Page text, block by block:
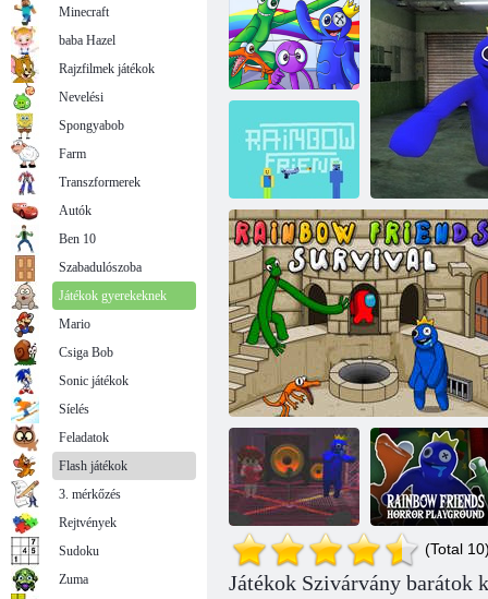
Rainbow Monster Hideout 3D
Jigsaw puzzle:
szivárványbarátok
2
Ijesztő
Noob vs
szivárvány
barátok
FNF Rainbow
Friends Battle
Szivárvány
barátok: Horror
(Total 10)
Játékok Szivárvány barátok
Minecraft
baba Hazel
Rajzfilmek játékok
Nevelési
Spongyabob
Farm
Transzformerek
Autók
Ben 10
Szabadulószoba
Játékok gyerekeknek
Mario
Csiga Bob
Sonic játékok
Síelés
Feladatok
Flash játékok
3. mérkőzés
Rejtvények
Sudoku
Zuma